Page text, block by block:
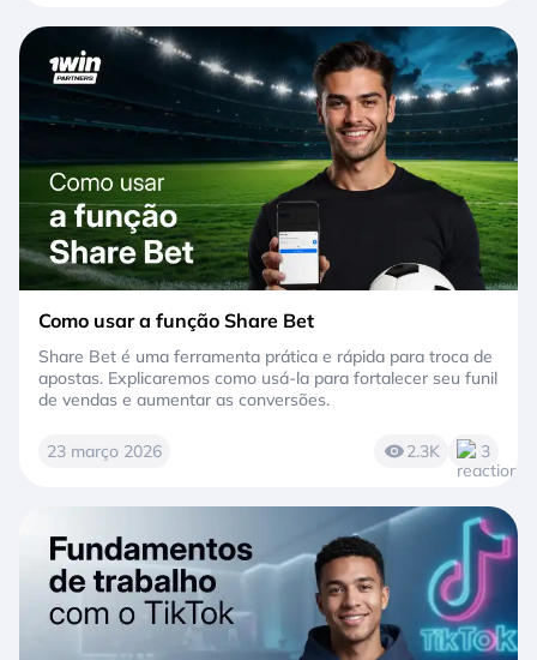
Como usar a função Share Bet
Share Bet é uma ferramenta prática e rápida para troca de
apostas. Explicaremos como usá-la para fortalecer seu funil
de vendas e aumentar as conversões.
23 março 2026 2.3K 3